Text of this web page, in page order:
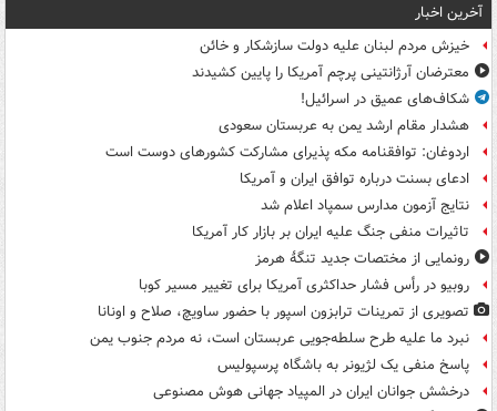
آخرین اخبار
خیزش مردم لبنان علیه دولت سازشکار و خائن
معترضان آرژانتینی پرچم آمریکا را پایین کشیدند
شکاف‌های عمیق در اسرائیل!
هشدار مقام ارشد یمن به عربستان سعودی
اردوغان: توافقنامه مکه پذیرای مشارکت کشورهای دوست است
ادعای بسنت درباره توافق ایران و آمریکا
نتایج آزمون مدارس سمپاد اعلام شد
تاثیرات منفی جنگ علیه ایران بر بازار کار آمریکا
رونمایی از مختصات جدید تنگۀ هرمز
روبیو در رأس فشار حداکثری آمریکا برای تغییر مسیر کوبا
تصویری از تمرینات ترابزون اسپور با حضور ساویچ، صلاح و اونانا
نبرد ما علیه طرح سلطه‌جویی عربستان است، نه مردم جنوب یمن
پاسخ منفی یک لژیونر به باشگاه پرسپولیس
درخشش جوانان ایران در المپیاد جهانی هوش مصنوعی